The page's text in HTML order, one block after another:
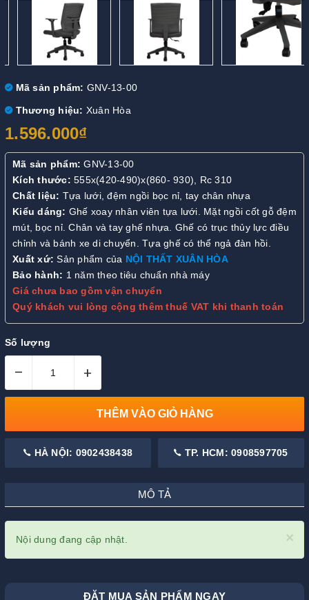
Mã sản phẩm: GNV-13-00
Thương hiệu: Xuân Hòa
1.596.000₫
Mã sản phẩm:GNV-13-00
Kích thước: 555x(420-490)x(860- 930), Rc 310
Chất liệu: Tựa lưới, đệm ngồi bọc nỉ, tay chân nhựa
Kiểu dáng: Ghế xoay nhân viên tựa lưới. Mặt ngồi cốt gỗ đệm
mút, bọc nỉ. Chân và tay ghế nhựa. Ghế có trục thủy lực điều
chỉnh và bánh xe di chuyển. Tựa ghế có thể ngả đàn hồi.
Xuất xứ: Sản phẩm của NỘI THẤT XUÂN HÒA
Bảo hành: 1 năm theo tiêu chuẩn nhà máy
Giá chưa bao gồm vận chuyển
Quý khách vui lòng cộng thêm thuế VAT khi thanh toán
Số lượng
– +
THÊM VÀO GIỎ HÀNG
HÀ NỘI: 0902438438 TP. HCM: 0908597705
MÔ TẢ
×
Nội dung đang cập nhật.
ĐẶT MUA SẢN PHẨM NGAY